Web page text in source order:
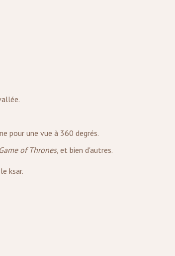
pour une vue à 360 degrés.
Game of Thrones, et bien d'autres.
ksar.